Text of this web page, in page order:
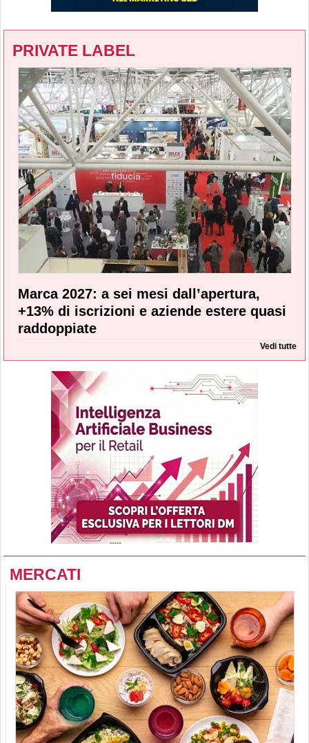
PRIVATE LABEL
Marca 2027: a sei mesi dall’apertura,
+13% di iscrizioni e aziende estere quasi
raddoppiate
Vedi tutte
MERCATI